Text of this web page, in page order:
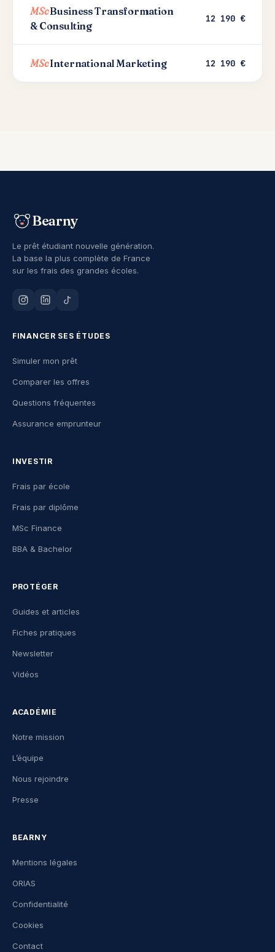
MScBusiness Transformation
& Consulting
12 190 €
MScInternational Marketing 12 190 €
Bearny
Le prêt étudiant nouvelle génération.
La base la plus complète de France
sur les frais des grandes écoles.
FINANCER SES ÉTUDES
Simuler mon prêt
Comparer les offres
Questions fréquentes
Assurance emprunteur
INVESTIR
Frais par école
Frais par diplôme
MSc Finance
BBA & Bachelor
PROTÉGER
Guides et articles
Fiches pratiques
Newsletter
Vidéos
ACADÉMIE
Notre mission
L’équipe
Nous rejoindre
Presse
BEARNY
Mentions légales
ORIAS
Confidentialité
Cookies
Contact